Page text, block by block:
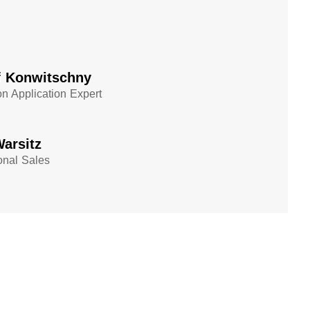
Konwitschny
Application Expert
Sales